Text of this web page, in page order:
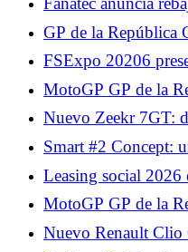
estaba ahí pero yo
volantes, cabinas,
GP de la República
Bagnaia indefenso
no era lo
FSExpo 20206
Moza Flight.
MotoGP GP de la
reconoce la
algo extra”
Nuevo Zeekr 7GT:
precio agresivo para
Smart #2 Concept:
inesperado para un
Leasing social 2026
alquileres de los
MotoGP GP de la
Bezzecchi quiere
Hungría
Nuevo Renault Clio